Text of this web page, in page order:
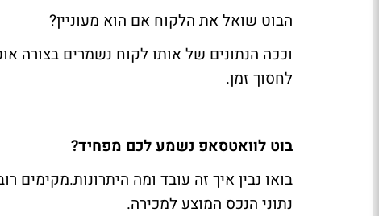
הבוט שואל את הלקוח אם הוא מעוניין?
וככה הנתונים של אותו לקוח נשמרים בצורה
לחסוך זמן.
בוט לוואטסאפ נשמע לכם מפחיד?
בואו נבין איך זה עובד ומה
נתוני הנכס המוצע למכירה.